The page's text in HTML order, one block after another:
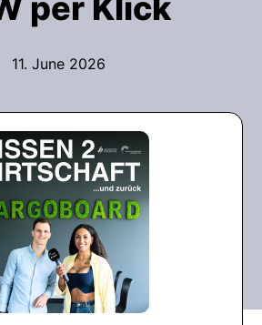
per Klick
11. June 2026